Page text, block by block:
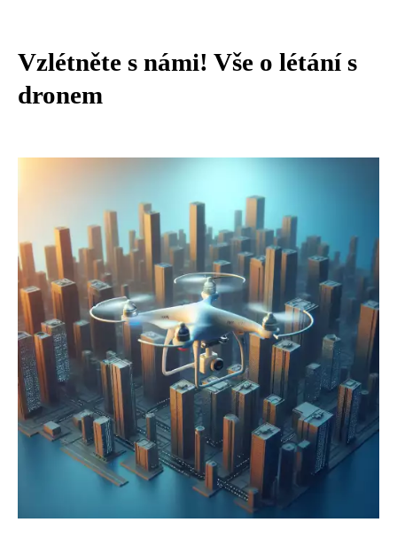
Vzlétněte s námi! Vše o létání s
dronem